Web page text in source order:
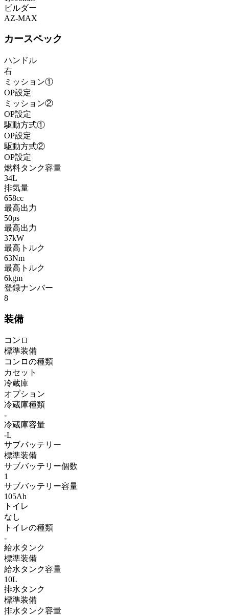
ビルダー
AZ-MAX
カースペック
ハンドル
右
ミッション①
OP設定
ミッション②
OP設定
駆動方式①
OP設定
駆動方式②
OP設定
燃料タンク容量
34L
排気量
658cc
最高出力
50ps
最高出力
37kW
最高トルク
63Nm
最高トルク
6kgm
登録ナンバー
8
装備
コンロ
標準装備
コンロの種類
カセット
冷蔵庫
オプション
冷蔵庫種類
-
冷蔵庫容量
-L
サブバッテリー
標準装備
サブバッテリー個数
1
サブバッテリー容量
105Ah
トイレ
なし
トイレの種類
-
給水タンク
標準装備
給水タンク容量
10L
排水タンク
標準装備
排水タンク容量